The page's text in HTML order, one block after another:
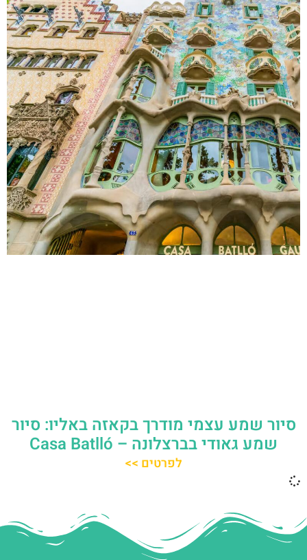
סיור שמע עצמי מודרך בקאזה באליו: סיור
שמע גאודי בברצלונה – Casa Batlló
לפרטים >>